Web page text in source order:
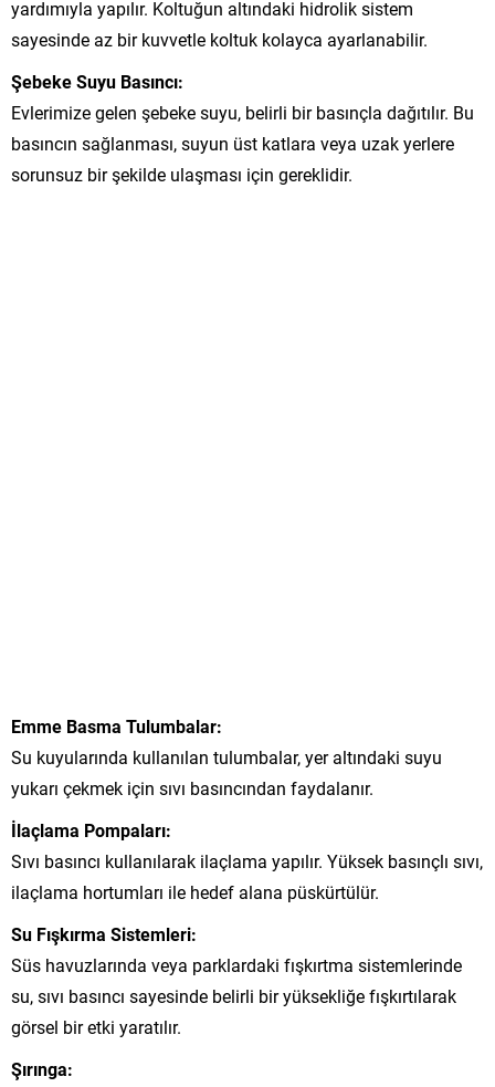
yardımıyla yapılır. Koltuğun altındaki hidrolik sistem
sayesinde az bir kuvvetle koltuk kolayca ayarlanabilir.
Şebeke Suyu Basıncı:
Evlerimize gelen şebeke suyu, belirli bir basınçla dağıtılır. Bu
basıncın sağlanması, suyun üst katlara veya uzak yerlere
sorunsuz bir şekilde ulaşması için gereklidir.
Emme Basma Tulumbalar:
Su kuyularında kullanılan tulumbalar, yer altındaki suyu
yukarı çekmek için sıvı basıncından faydalanır.
İlaçlama Pompaları:
Sıvı basıncı kullanılarak ilaçlama yapılır. Yüksek basınçlı sıvı,
ilaçlama hortumları ile hedef alana püskürtülür.
Su Fışkırma Sistemleri:
Süs havuzlarında veya parklardaki fışkırtma sistemlerinde
su, sıvı basıncı sayesinde belirli bir yüksekliğe fışkırtılarak
görsel bir etki yaratılır.
Şırınga: